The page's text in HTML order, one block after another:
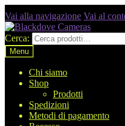
Vai alla navigazione Vai al
Cerca:
Menu
Chi siamo
Shop
Prodotti
Spedizioni
Metodi di pagamento